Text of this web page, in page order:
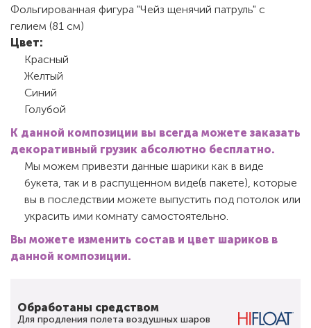
Фольгированная фигура "Чейз щенячий патруль" с
гелием (81 см)
Цвет:
Красный
Желтый
Синий
Голубой
К данной композиции вы всегда можете заказать
декоративный грузик абсолютно бесплатно.
Мы можем привезти данные шарики как в виде
букета, так и в распущенном виде(в пакете), которые
вы в последствии можете выпустить под потолок или
украсить ими комнату самостоятельно.
Вы можете изменить состав и цвет шариков в
данной композиции.
Обработаны средством
Для продления полета воздушных шаров